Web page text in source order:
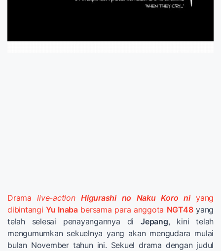
Dramalive-actionHigurashi no Naku Koro niyang
dibintangiYu Inababersama para anggota NGT48yang
telah selesai penayangannya diJepang, kini telah
mengumumkan sekuelnya yang akan mengudara mulai
bulan November tahun ini. Sekuel drama dengan judul